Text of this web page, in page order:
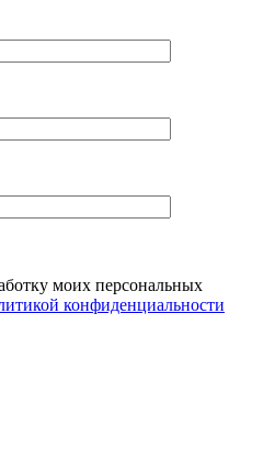
моих персональных
конфиденциальности